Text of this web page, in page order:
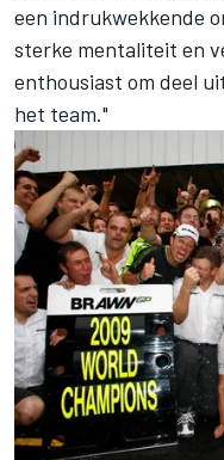
een indrukwekkende
sterke mentaliteit en
enthousiast om deel
het team."